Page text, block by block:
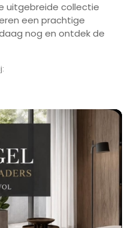
uitgebreide collectie
een prachtige
nog en ontdek de